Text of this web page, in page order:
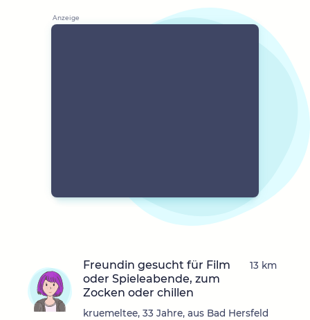
Freundin gesucht für Film
oder Spieleabende, zum
Zocken oder chillen
kruemeltee, 33 Jahre, aus Bad Hersfeld
13 km